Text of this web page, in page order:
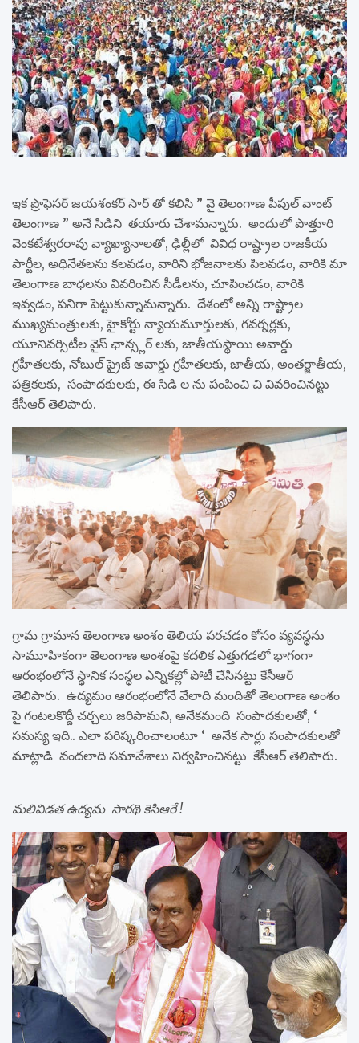
ఇక ప్రొఫెసర్ జయశంకర్ సార్ తో కలిసి ” వై తెలంగాణ పీపుల్ వాంట్
తెలంగాణ ” అనే సిడిని తయారు చేశామన్నారు. అందులో పొత్తూరి
వెంకటేశ్వరరావు వ్యాఖ్యానాలతో, ఢిల్లీలో వివిధ రాష్ట్రాల రాజకీయ
పార్టీల, అధినేతలను కలవడం, వారిని భోజనాలకు పిలవడం, వారికి మా
తెలంగాణ బాధలను వివరించిన సీడీలను, చూపించడం, వారికి
ఇవ్వడం, పనిగా పెట్టుకున్నామన్నారు. దేశంలో అన్ని రాష్ట్రాల
ముఖ్యమంత్రులకు, హైకోర్టు న్యాయమూర్తులకు, గవర్నర్లకు,
యూనివర్సిటీల వైస్ ఛాన్స్లర్ లకు, జాతీయస్థాయి అవార్డు
గ్రహీతలకు, నోబుల్ ప్రైజ్ అవార్డు గ్రహీతలకు, జాతీయ, అంతర్జాతీయ,
పత్రికలకు, సంపాదకులకు, ఈ సిడి ల ను పంపించి చి వివరించినట్టు
కేసీఆర్ తెలిపారు.
గ్రామ గ్రామాన తెలంగాణ అంశం తెలియ పరచడం కోసం వ్యవస్థను
సామూహికంగా తెలంగాణ అంశంపై కదలిక ఎత్తుగడలో భాగంగా
ఆరంభంలోనే స్థానిక సంస్థల ఎన్నికల్లో పోటీ చేసినట్టు కేసీఆర్
తెలిపారు. ఉద్యమం ఆరంభంలోనే వేలాది మందితో తెలంగాణ అంశం
పై గంటలకొద్దీ చర్చలు జరిపామని, అనేకమంది సంపాదకులతో, ‘
సమస్య ఇది.. ఎలా పరిష్కరించాలంటూ ‘ అనేక సార్లు సంపాదకులతో
మాట్లాడి వందలాది సమావేశాలు నిర్వహించినట్టు కేసీఆర్ తెలిపారు.
మలివిడత ఉద్యమ సారథి కెసిఆరే !